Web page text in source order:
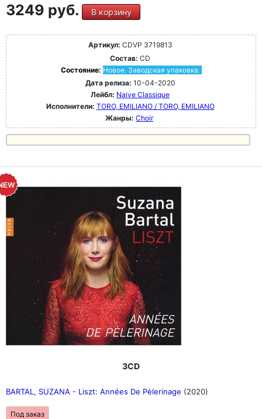
3249 руб. В корзину
Артикул: CDVP 3719813
Состав: CD
Состояние: Новое. Заводская упаковка.
Дата релиза: 10-04-2020
Лейбл: Naive Classique
Исполнители: TORO, EMILIANO / TORO, EMILIANO
Жанры: Choir
3CD
BARTAL, SUZANA - Liszt: Années De Pèlerinage (2020)
Под заказ